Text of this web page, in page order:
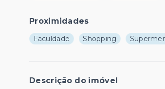
Proximidades
Faculdade Shopping
Descrição do imóvel